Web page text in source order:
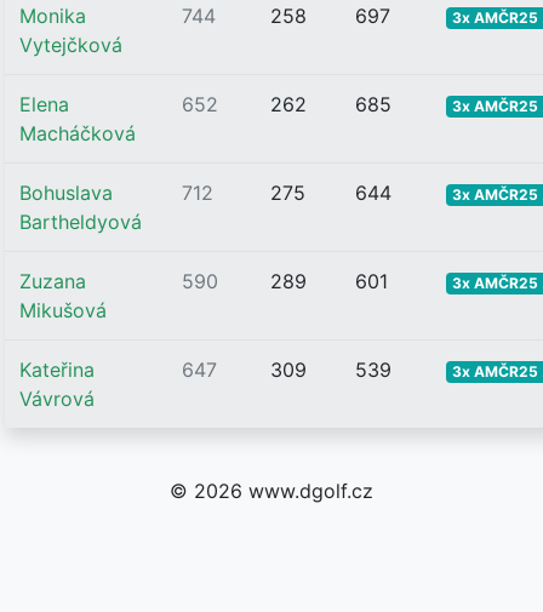
Monika
Vytejčková
744 258 697 3x
Elena
Macháčková
652 262 685 3x
Bohuslava
Bartheldyová
712 275 644 3x
Zuzana
Mikušová
590 289 601 3x
Kateřina
Vávrová
647 309 539 3x
© 2026 www.dgolf.cz